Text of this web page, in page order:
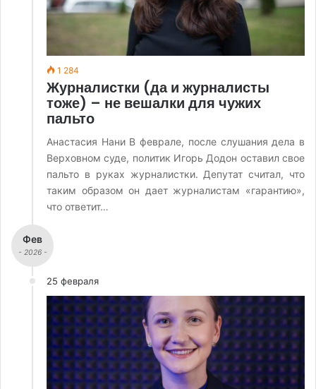
1 284
Журналистки (да и журналисты
тоже) – не вешалки для чужих
пальто
Анастасия Нани В феврале, после слушания дела в
Верховном суде, политик Игорь Додон оставил свое
пальто в руках журналистки. Депутат считал, что
таким образом он дает журналистам «гарантию»,
что ответит…
Фев
- 2026 -
25 февраля